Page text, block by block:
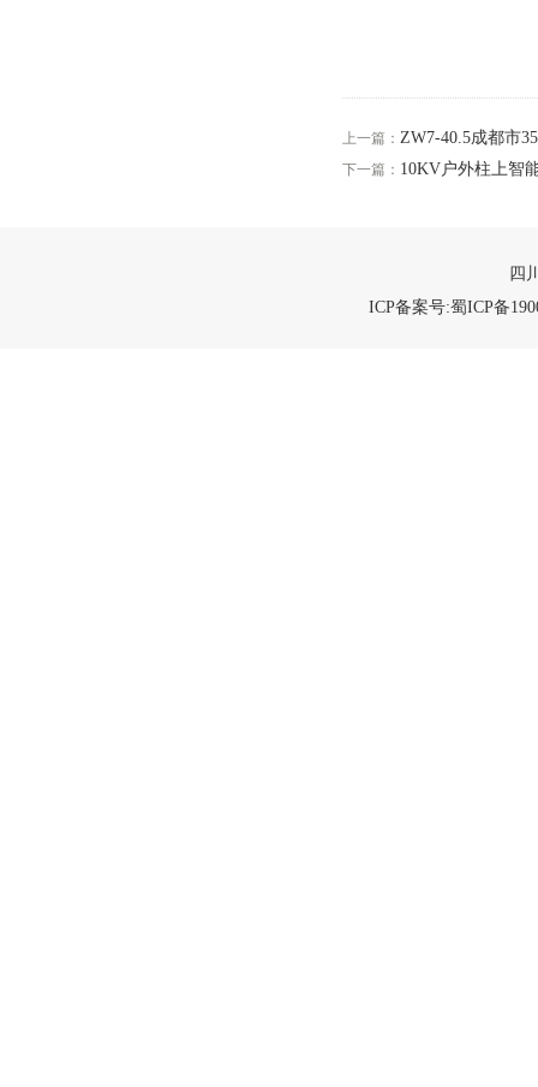
上一篇： ZW7-40.5成都市
下一篇： 10KV户外柱上智
四
ICP备案号:蜀ICP备